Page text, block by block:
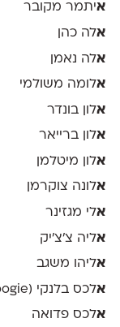
איתמר מקובר
אלה כהן
אלה נאמן
אלומה משולמי
אלון בונדר
אלון ברייאר
אלון מיטלמן
אלונה צוקרמן
אלי מגזינר
אליה צ׳צ׳יק
אליהו משגב
אלכס בלנקי (Dase Boogie)
אלכס פדואה